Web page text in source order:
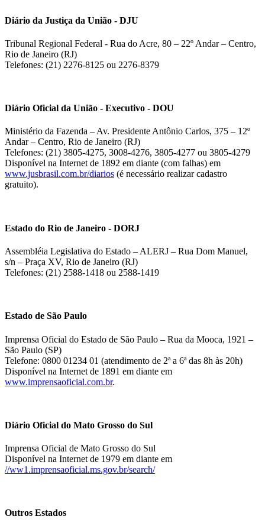
Diário da Justiça da União - DJU
Tribunal Regional Federal - Rua do Acre, 80 – 22º Andar – Centro,
Rio de Janeiro (RJ)
Telefones: (21) 2276-8125 ou 2276-8379
Diário Oficial da União - Executivo - DOU
Ministério da Fazenda – Av. Presidente Antônio Carlos, 375 – 12º
Andar – Centro, Rio de Janeiro (RJ)
Telefones: (21) 3805-4275, 3008-4276, 3805-4277 ou 3805-4279
Disponível na Internet de 1892 em diante (com falhas) em
www.jusbrasil.com.br/diarios (é necessário realizar cadastro
gratuito).
Estado do Rio de Janeiro - DORJ
Assembléia Legislativa do Estado – ALERJ – Rua Dom Manuel,
s/n – Praça XV, Rio de Janeiro (RJ)
Telefones: (21) 2588-1418 ou 2588-1419
Estado de São Paulo
Imprensa Oficial do Estado de São Paulo – Rua da Mooca, 1921 –
São Paulo (SP)
Telefone: 0800 01234 01 (atendimento de 2ª a 6ª das 8h às 20h)
Disponível na Internet de 1891 em diante em
www.imprensaoficial.com.br.
Diário Oficial do Mato Grosso do Sul
Imprensa Oficial de Mato Grosso do Sul
Disponível na Internet de 1979 em diante em
//ww1.imprensaoficial.ms.gov.br/search/
Outros Estados